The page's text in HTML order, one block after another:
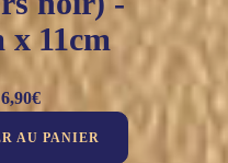
x 11cm
6,90€
AU PANIER